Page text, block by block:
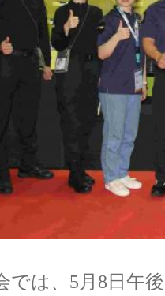
では、5月8日午